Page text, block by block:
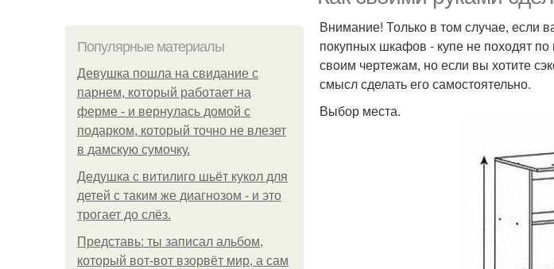
Популярные материалы
Девушка пошла на свидание с
парнем, который работает на
ферме - и вернулась домой с
подарком, который точно не влезет
в дамскую сумочку.
Дедушка с витилиго шьёт кукол для
детей с таким же диагнозом - и это
трогает до слёз.
Представь: ты записал альбом,
который вот-вот взорвёт мир, а сам
Внимание! Только в том случае, если
покупных шкафов - купе не походят
своим чертежам, но если вы хотите
смысл сделать его самостоятельно.
Выбор места.